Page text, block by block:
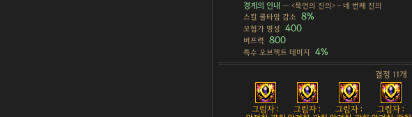
경계의 인내 — <묵언의 진의> - 네 번째 진의
스킬 쿨타임 감소 8%
모험가 명성 400
버프력 800
특수 오브젝트 데미지 4%
결정 11개
그림자 :
그림자 :
그림자 :
그림자 :